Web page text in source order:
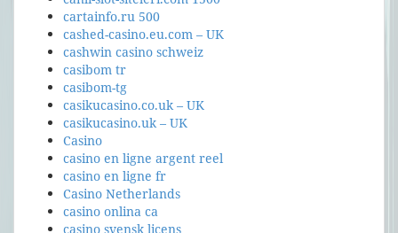
cartainfo.ru 500
cashed-casino.eu.com – UK
cashwin casino schweiz
casibom tr
casibom-tg
casikucasino.co.uk – UK
casikucasino.uk – UK
Casino
casino en ligne argent reel
casino en ligne fr
Casino Netherlands
casino onlina ca
casino svensk licens